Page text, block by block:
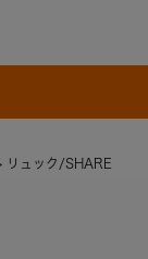
リュック/SHARE